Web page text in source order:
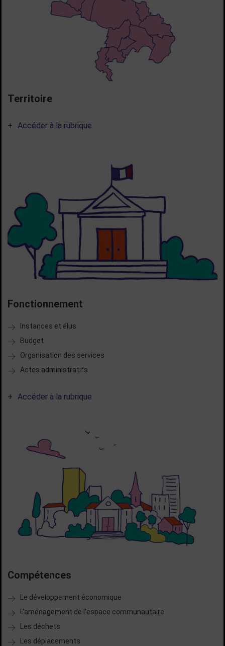
Territoire
Accéder à la rubrique
Fonctionnement
Instances et élus
Budget
Organisation des services
Actes administratifs
Accéder à la rubrique
Compétences
Le développement économique
L'aménagement de l'espace communautaire
Les déchets
Les déplacements